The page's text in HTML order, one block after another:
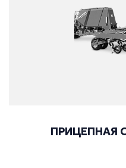
ПРИЦЕПНАЯ